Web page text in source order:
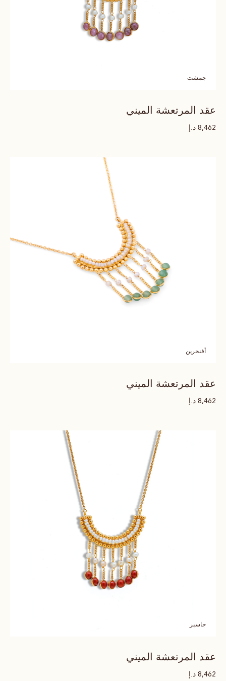
جمشت
عقد المرتعشة الميني
8,462 د.إ
أفنجرين
عقد المرتعشة الميني
8,462 د.إ
جاسبر
عقد المرتعشة الميني
8,462 د.إ